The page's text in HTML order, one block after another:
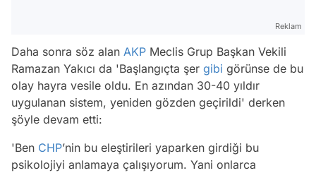
Reklam
Daha sonra söz alan AKP Meclis Grup Başkan Vekili
Ramazan Yakıcı da 'Başlangıçta şer gibi görünse de bu
olay hayra vesile oldu. En azından 30-40 yıldır
uygulanan sistem, yeniden gözden geçirildi' derken
şöyle devam etti:
'Ben CHP’nin bu eleştirileri yaparken girdiği bu
psikolojiyi anlamaya çalışıyorum. Yani onlarca